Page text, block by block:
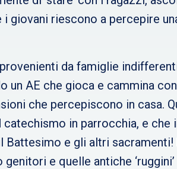
riescono a percepire
da famiglie
un AE che gioca e cammina
che percepiscono in casa.
in parrocchia, e che
Battesimo e gli altri
e quelle antiche